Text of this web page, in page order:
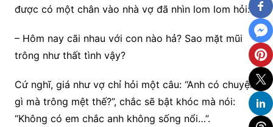
được có một chân vào nhà vợ đã nhìn lom lom hỏi:
– Hôm nay cãi nhau với con nào hả? Sao mặt mũi
trông như thất tình vậy?
Cứ nghĩ, giá như vợ chỉ hỏi một câu: “Anh có chuyện
gì mà trông mệt thế?”, chắc sẽ bật khóc mà nói:
“Không có em chắc anh không sống nổi…”.